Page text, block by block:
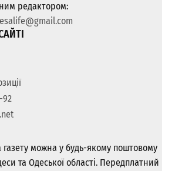
редактором:
92
газету можна у будь-якому поштовому
та Одеської області. Передплатний